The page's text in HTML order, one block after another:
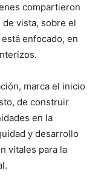
compartieron
vista, sobre el
enfocado, en
marca el inicio
de construir
en la
y desarrollo
vitales para la